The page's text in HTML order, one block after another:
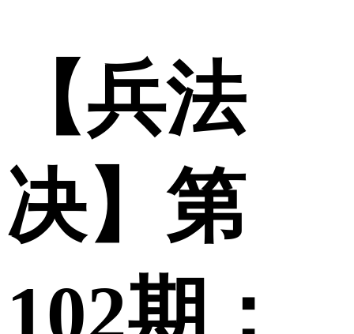
【兵法
决】第
102期：